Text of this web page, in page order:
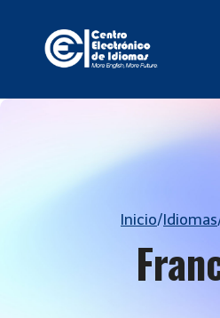
contenido
Inicio/Idiomas